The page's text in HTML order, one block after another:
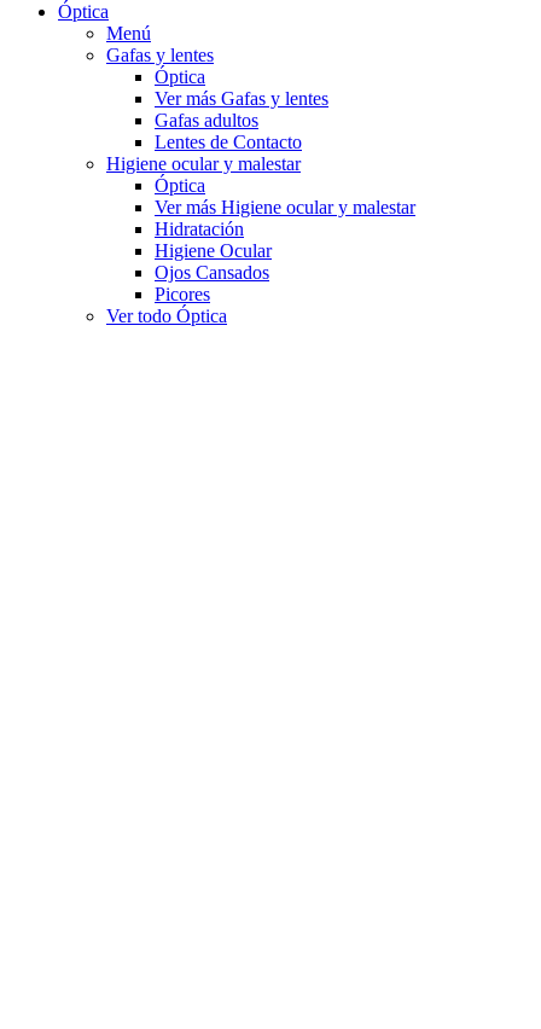
Óptica
Menú
Gafas y lentes
Óptica
Ver más Gafas y lentes
Gafas adultos
Lentes de Contacto
Higiene ocular y malestar
Óptica
Ver más Higiene ocular y malestar
Hidratación
Higiene Ocular
Ojos Cansados
Picores
Ver todo Óptica